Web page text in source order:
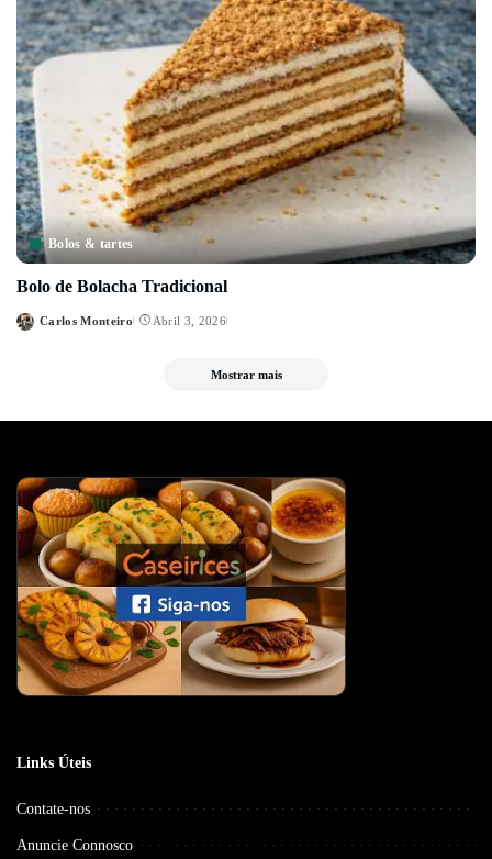
Bolos & tartes
Bolo de Bolacha Tradicional
Posted
Carlos Monteiro Abril 3, 2026
Mostrar mais
Links Úteis
Contate-nos
Anuncie Connosco